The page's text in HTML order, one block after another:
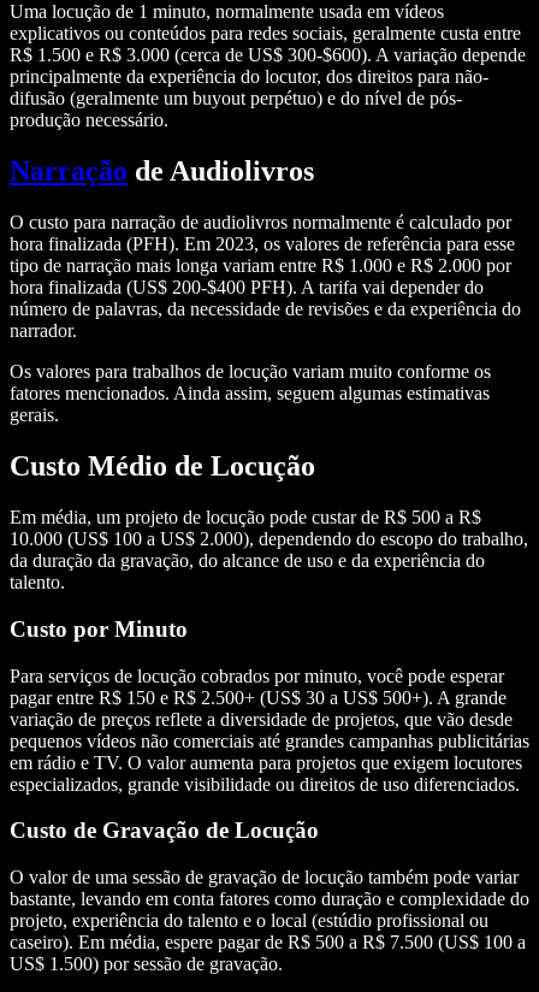
Uma locução de 1 minuto, normalmente usada em vídeos
explicativos ou conteúdos para redes sociais, geralmente custa entre
R$ 1.500 e R$ 3.000 (cerca de US$ 300-$600). A variação depende
principalmente da experiência do locutor, dos direitos para não-
difusão (geralmente um buyout perpétuo) e do nível de pós-
produção necessário.
Narração de Audiolivros
O custo para narração de audiolivros normalmente é calculado por
hora finalizada (PFH). Em 2023, os valores de referência para esse
tipo de narração mais longa variam entre R$ 1.000 e R$ 2.000 por
hora finalizada (US$ 200-$400 PFH). A tarifa vai depender do
número de palavras, da necessidade de revisões e da experiência do
narrador.
Os valores para trabalhos de locução variam muito conforme os
fatores mencionados. Ainda assim, seguem algumas estimativas
gerais.
Custo Médio de Locução
Em média, um projeto de locução pode custar de R$ 500 a R$
10.000 (US$ 100 a US$ 2.000), dependendo do escopo do trabalho,
da duração da gravação, do alcance de uso e da experiência do
talento.
Custo por Minuto
Para serviços de locução cobrados por minuto, você pode esperar
pagar entre R$ 150 e R$ 2.500+ (US$ 30 a US$ 500+). A grande
variação de preços reflete a diversidade de projetos, que vão desde
pequenos vídeos não comerciais até grandes campanhas publicitárias
em rádio e TV. O valor aumenta para projetos que exigem locutores
especializados, grande visibilidade ou direitos de uso diferenciados.
Custo de Gravação de Locução
O valor de uma sessão de gravação de locução também pode variar
bastante, levando em conta fatores como duração e complexidade do
projeto, experiência do talento e o local (estúdio profissional ou
caseiro). Em média, espere pagar de R$ 500 a R$ 7.500 (US$ 100 a
US$ 1.500) por sessão de gravação.